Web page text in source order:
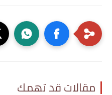
مقالات قد تهمك